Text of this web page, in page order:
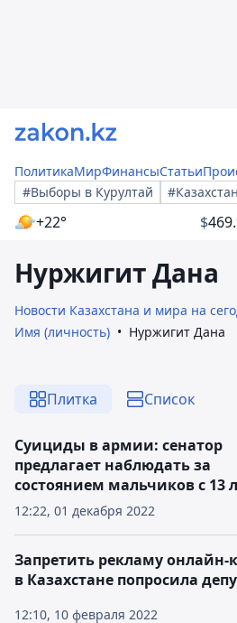
ПолитикаМирФинансыСтатьи
#Выборы в Курултай
+22° $
Нуржигит Дана
Новости Казахстана и мира на
Имя (личность)
Нуржигит Дана
Плитка Список
12:22, 01 декабря 2022
Суициды в армии: сенатор
предлагает наблюдать за
состоянием мальчиков с 13
12:10, 10 февраля 2022
Запретить рекламу онлайн-
в Казахстане попросила